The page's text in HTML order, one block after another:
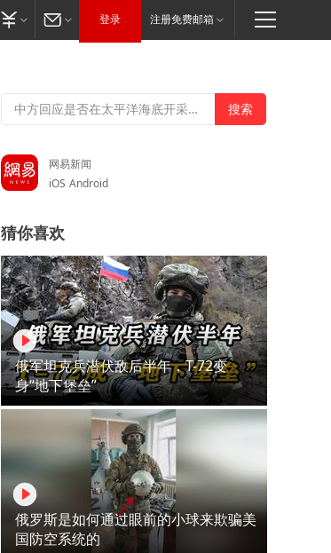
登录 注册免费邮箱
网易新闻
iOS Android
猜你喜欢
俄军坦克兵潜伏敌后半年，T-72变
身“地下堡垒”
俄罗斯是如何通过眼前的小球来欺骗美
国防空系统的